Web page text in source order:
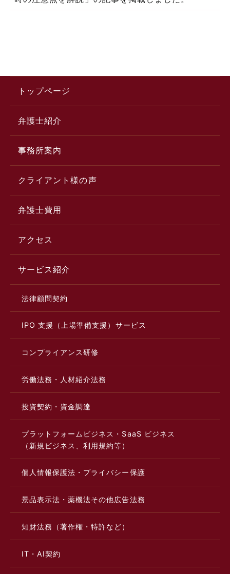
トップページ
弁護士紹介
事務所案内
クライアント様の声
弁護士費用
アクセス
サービス紹介
法律顧問契約
IPO 支援（上場準備支援）サービス
コンプライアンス研修
労働法務・人材紹介法務
投資契約・資金調達
プラットフォームビジネス・SaaS ビジネス
（新規ビジネス、利用規約等）
個人情報保護法・プライバシー保護
景品表示法・薬機法その他広告法務
知財法務（著作権・特許など）
IT・AI契約